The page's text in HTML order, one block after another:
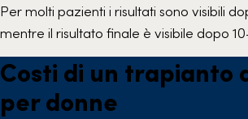
Per molti pazienti i risultati sono visibili
mentre il risultato finale è visibile dopo
Costi di un trapianto
per donne